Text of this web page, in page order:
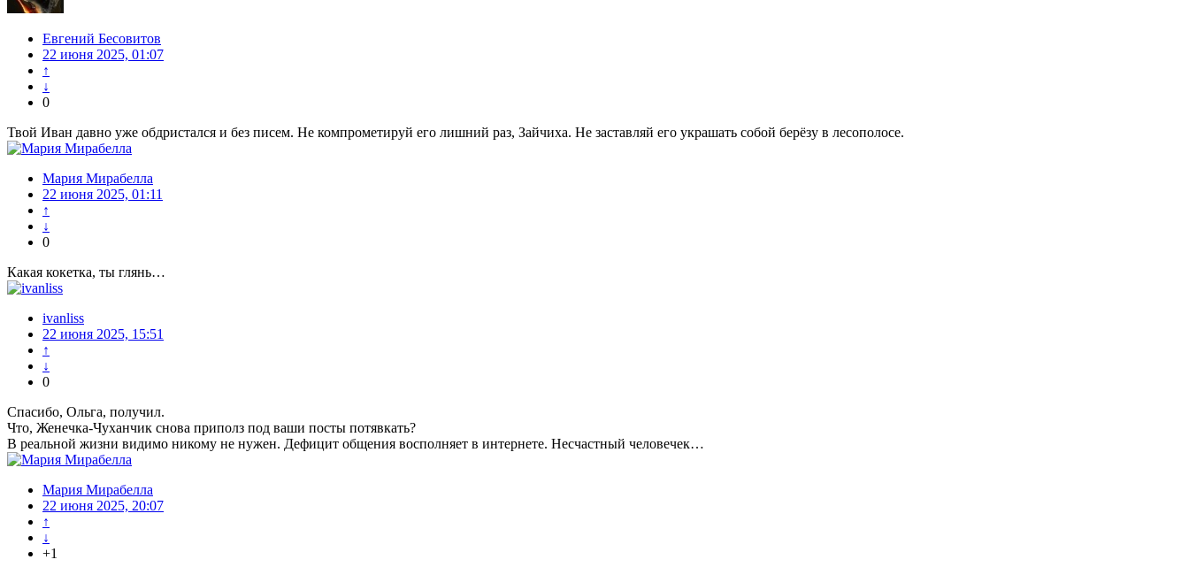
Евгений Бесовитов
22 июня 2025, 01:07
↑
↓
0
Твой Иван давно уже обдристался и без писем. Не компрометируй его лишний раз, Зайчиха. Не заставляй его украшать собой берёзу в лесополосе.
Мария Мирабелла
22 июня 2025, 01:11
↑
↓
0
Какая кокетка, ты глянь…
ivanliss
22 июня 2025, 15:51
↑
↓
0
Спасибо, Ольга, получил.
Что, Женечка-Чуханчик снова приполз под ваши посты потявкать?
В реальной жизни видимо никому не нужен. Дефицит общения восполняет в интернете. Несчастный человечек…
Мария Мирабелла
22 июня 2025, 20:07
↑
↓
+1